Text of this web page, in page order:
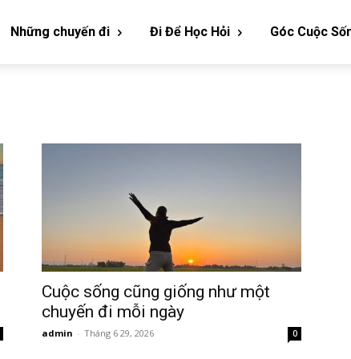
Những chuyến đi Đi Để Học Hỏi Góc Cuộc
Cuộc sống cũng giống như một
chuyến đi mỗi ngày
admin - Tháng 6 29, 2026 0